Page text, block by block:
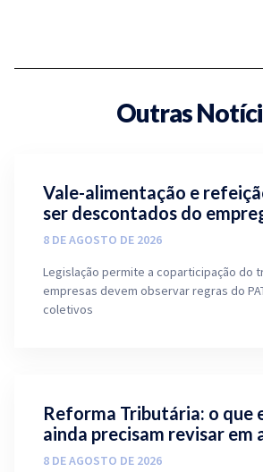
Outras
Vale-alimentação e
ser descontados do
8 DE AGOSTO DE 2026
Legislação permite a coparticipação do
empresas devem observar regras do
coletivos
Reforma Tributária: o que
ainda precisam revisar em
8 DE AGOSTO DE 2026